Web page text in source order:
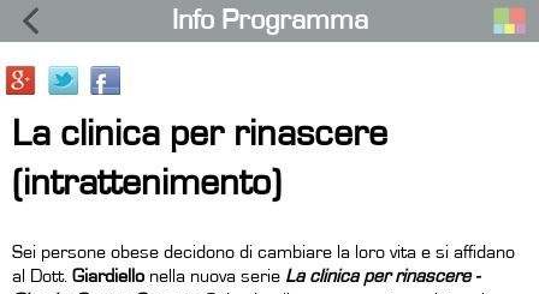
Info Programma
La clinica per rinascere
(intrattenimento)
Sei persone obese decidono di cambiare la loro vita e si affidano
al Dott. Giardiello nella nuova serie La clinica per rinascere -